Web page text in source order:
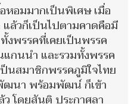
หอมมากเป็นพิเศษ เมื่อ
ล้วก็เป็นไปตามคาดคือมี
งพรรคที่เคยเป็นพรรค
กนนำ และรวมทั้งพรรค
นสมาชิกพรรคภูมิใจไทย
ฒนา พร้อมพัฒน์ ก็เข้า
โดยสันติ ประกาศลา